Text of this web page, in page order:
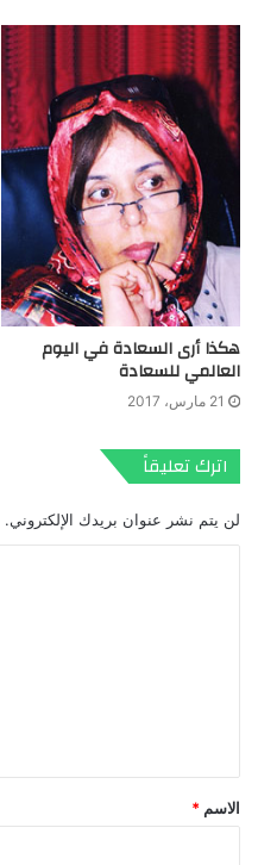
هكذا أرى السعادة في اليوم
العالمي للسعادة
21 مارس، 2017
اترك تعليقاً
لن يتم نشر عنوان بريدك الإلكتروني.
الاسم *